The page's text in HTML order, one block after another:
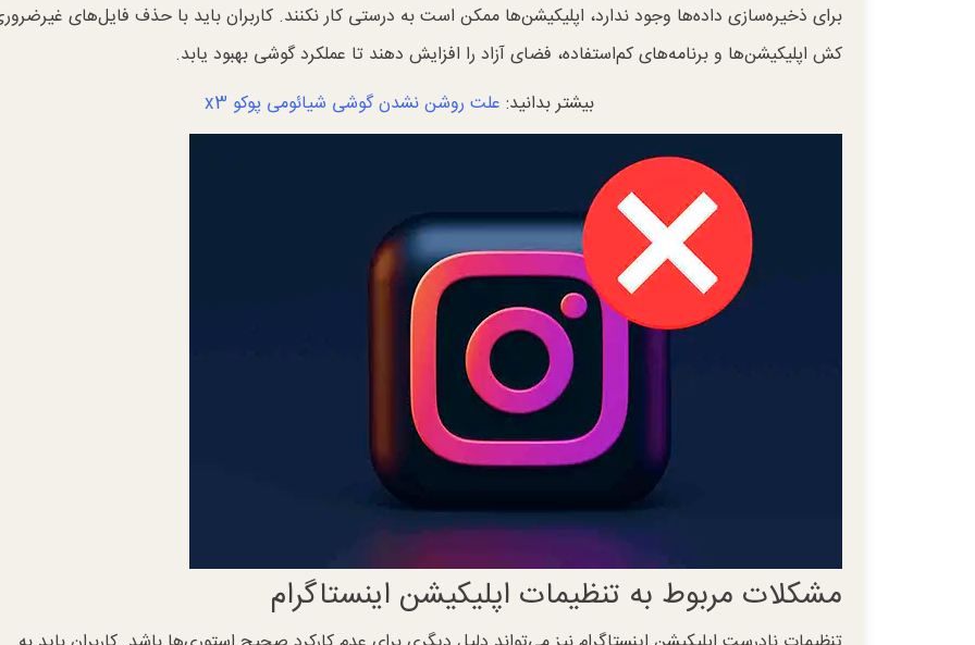
برای ذخیره‌سازی داده‌ها وجود ندارد، اپلیکیشن‌ها ممکن است به درستی کار نکنند. کاربران باید با حذف فایل‌های
کش اپلیکیشن‌ها و برنامه‌های کم‌استفاده، فضای آزاد را افزایش دهند تا عملکرد گوشی بهبود یابد.
بیشتر بدانید: علت روشن نشدن گوشی شیائومی پوکو x3
مشکلات مربوط به تنظیمات اپلیکیشن اینستاگرام